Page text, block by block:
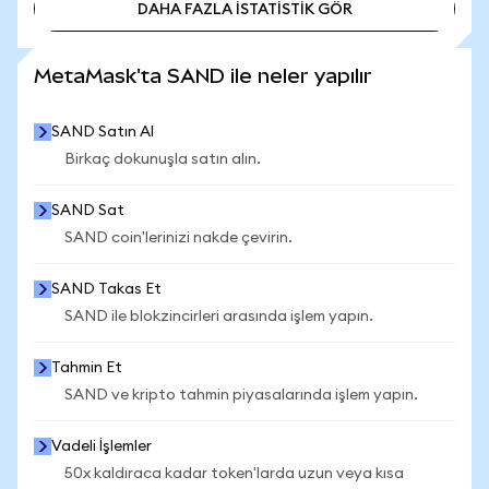
DAHA FAZLA İSTATİSTİK GÖR
MetaMask'ta SAND ile neler yapılır
SAND Satın Al
Birkaç dokunuşla satın alın.
SAND Sat
SAND coin'lerinizi nakde çevirin.
SAND Takas Et
SAND ile blokzincirleri arasında işlem yapın.
Tahmin Et
SAND ve kripto tahmin piyasalarında işlem yapın.
Vadeli İşlemler
50x kaldıraca kadar token'larda uzun veya kısa